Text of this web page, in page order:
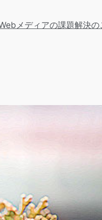
メディアの課題解決の